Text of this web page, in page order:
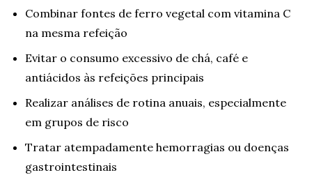
Combinar fontes de ferro vegetal com vitamina C
na mesma refeição
Evitar o consumo excessivo de chá, café e
antiácidos às refeições principais
Realizar análises de rotina anuais, especialmente
em grupos de risco
Tratar atempadamente hemorragias ou doenças
gastrointestinais